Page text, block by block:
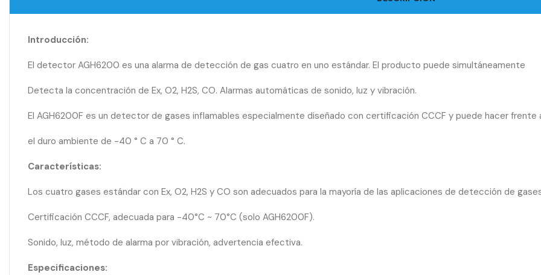
Introducción:
El detector AGH6200 es una alarma de detección de gas cuatro en uno estándar. El producto puede simultáneamente
Detecta la concentración de Ex, O2, H2S, CO. Alarmas automáticas de sonido, luz y vibración.
El AGH6200F es un detector de gases inflamables especialmente diseñado con certificación CCCF y puede hacer frente
el duro ambiente de -40 ° C a 70 ° C.
Características:
Los cuatro gases estándar con Ex, O2, H2S y CO son adecuados para la mayoría de las aplicaciones de detección de
Certificación CCCF, adecuada para -40°C ~ 70°C (solo AGH6200F).
Sonido, luz, método de alarma por vibración, advertencia efectiva.
Especificaciones: